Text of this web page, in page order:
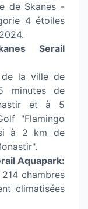
de Skanes -
4 étoiles
Serail
la ville de
minutes de
et à 5
"Flamingo
à 2 km de
Aquapark:
chambres
climatisées